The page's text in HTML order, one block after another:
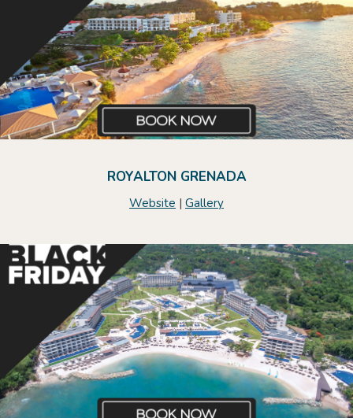
ROYALTON GRENADA
Website | Gallery